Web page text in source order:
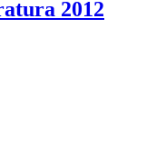
2012